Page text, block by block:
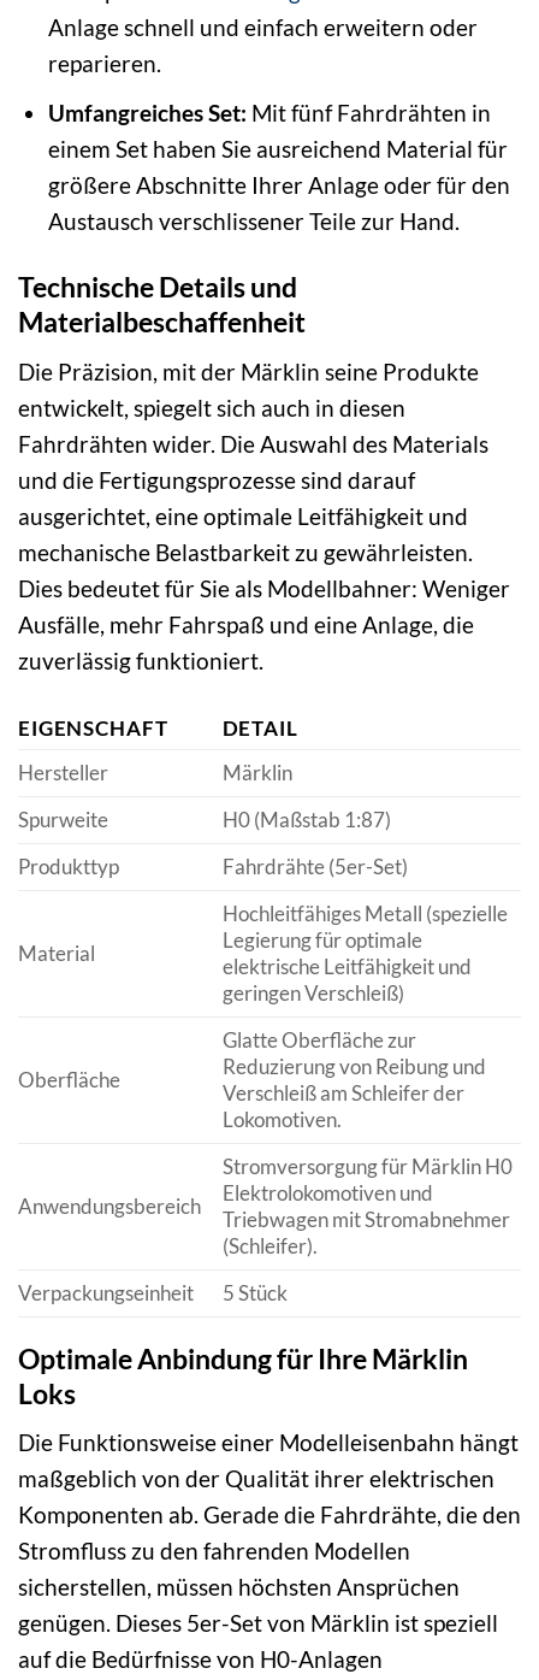
Anlage schnell und einfach erweitern oder
reparieren.
Umfangreiches Set: Mit fünf Fahrdrähten in
einem Set haben Sie ausreichend Material für
größere Abschnitte Ihrer Anlage oder für den
Austausch verschlissener Teile zur Hand.
Technische Details und
Materialbeschaffenheit
Die Präzision, mit der Märklin seine Produkte
entwickelt, spiegelt sich auch in diesen
Fahrdrähten wider. Die Auswahl des Materials
und die Fertigungsprozesse sind darauf
ausgerichtet, eine optimale Leitfähigkeit und
mechanische Belastbarkeit zu gewährleisten.
Dies bedeutet für Sie als Modellbahner: Weniger
Ausfälle, mehr Fahrspaß und eine Anlage, die
zuverlässig funktioniert.
EIGENSCHAFT
DETAIL
Hersteller
Märklin
Spurweite
H0 (Maßstab 1:87)
Produkttyp
Fahrdrähte (5er-Set)
Material
Hochleitfähiges Metall (spezielle
Legierung für optimale
elektrische Leitfähigkeit und
geringen Verschleiß)
Oberfläche
Glatte Oberfläche zur
Reduzierung von Reibung und
Verschleiß am Schleifer der
Lokomotiven.
Anwendungsbereich
Stromversorgung für Märklin H0
Elektrolokomotiven und
Triebwagen mit Stromabnehmer
(Schleifer).
Verpackungseinheit
5 Stück
Optimale Anbindung für Ihre Märklin
Loks
Die Funktionsweise einer Modelleisenbahn hängt
maßgeblich von der Qualität ihrer elektrischen
Komponenten ab. Gerade die Fahrdrähte, die den
Stromfluss zu den fahrenden Modellen
sicherstellen, müssen höchsten Ansprüchen
genügen. Dieses 5er-Set von Märklin ist speziell
auf die Bedürfnisse von H0-Anlagen